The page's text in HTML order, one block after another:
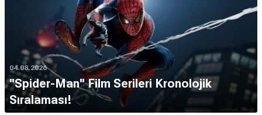
04.08.2026
''Spider-Man'' Film Serileri Kronolojik
Sıralaması!